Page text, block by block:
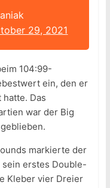
29, 2021
104:99-
ein, den er
Das
war der Big
markierte der
erstes Double-
Kleber vier Dreier